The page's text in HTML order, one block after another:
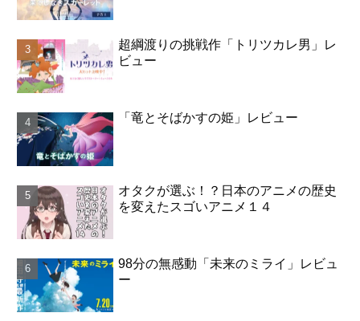
超綱渡りの挑戦作「トリツカレ男」レ
ビュー
「竜とそばかすの姫」レビュー
オタクが選ぶ！？日本のアニメの歴史
を変えたスゴいアニメ１４
98分の無感動「未来のミライ」レビュ
ー